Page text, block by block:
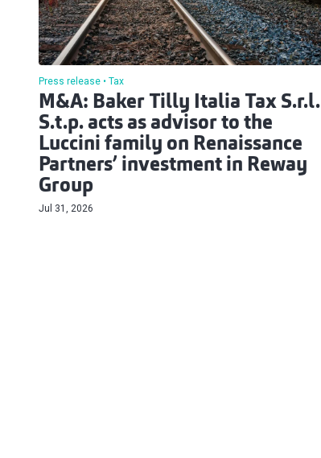
Press release Tax
M&A: Baker Tilly Italia Tax S.r.l.
S.t.p. acts as advisor to the
Luccini family on Renaissance
Partners’ investment in Reway
Group
Jul 31, 2026